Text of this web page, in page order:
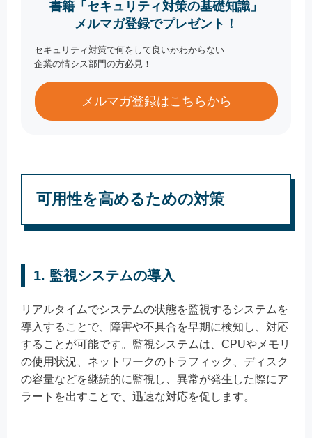
書籍「セキュリティ対策の基礎知識」
メルマガ登録でプレゼント！
セキュリティ対策で何をして良いかわからない
企業の情シス部門の方必見！
メルマガ登録はこちらから
可用性を高めるための対策
1. 監視システムの導入
リアルタイムでシステムの状態を監視するシステムを
導入することで、障害や不具合を早期に検知し、対応
することが可能です。監視システムは、CPUやメモリ
の使用状況、ネットワークのトラフィック、ディスク
の容量などを継続的に監視し、異常が発生した際にア
ラートを出すことで、迅速な対応を促します。